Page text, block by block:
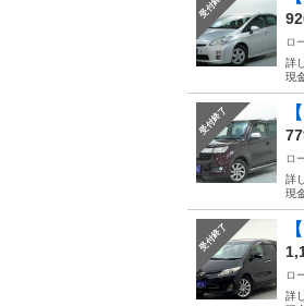
ロ
詳
現
受付終了
ロ
詳
現
受付終了
ロ
詳